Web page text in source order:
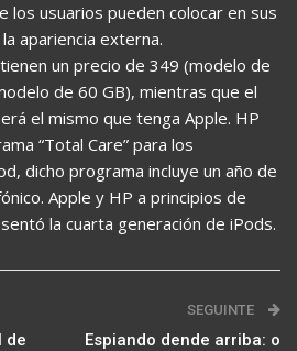
los usuarios pueden colocar en sus
apariencia externa.
un precio de 349 (modelo de
de 60 GB), mientras que el
el mismo que tenga Apple. HP
“Total Care” para los
dicho programa incluye un año de
Apple y HP a principios de
la cuarta generación de iPods.
de
SEGUINTE
Espiando dende arriba: o